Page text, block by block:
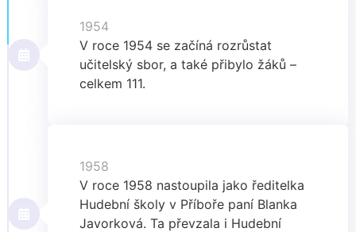
1954
V roce 1954 se začíná rozrůstat
učitelský sbor, a také přibylo žáků –
celkem 111.
1958
V roce 1958 nastoupila jako ředitelka
Hudební školy v Příboře paní Blanka
Javorková. Ta převzala i Hudební